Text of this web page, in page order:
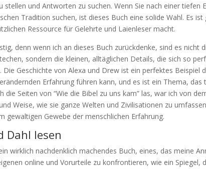
stellen und Antworten zu suchen. Wenn Sie nach einer tiefen
Tradition suchen, ist dieses Buch eine solide Wahl. Es
Ressource für Gelehrte und Laienleser macht.
denn wenn ich an dieses Buch zurückdenke, sind es
sondern die kleinen, alltäglichen Details, die sich so
Die Geschichte von Alexa und Drew ist ein perfektes Beispiel
Erfahrung führen kann, und es ist ein Thema,
die Seiten von “Wie die Bibel zu uns kam” las, war ich von
Weise, wie sie ganze Welten und Zivilisationen zu
gewaltigen Gewebe der menschlichen Erfahrung.
Dahl lesen
wirklich nachdenklich machendes Buch, eines, das meine
online und Vorurteile zu konfrontieren, wie ein Spiegel,